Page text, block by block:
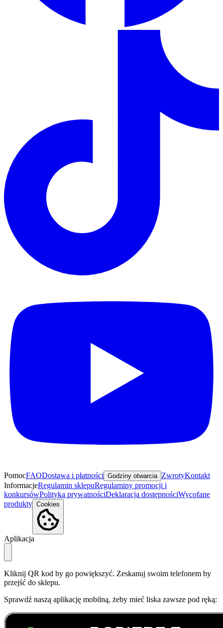
PomocFAQDostawa i płatności Godziny otwarcia ZwrotyKontakt
InformacjeRegulamin sklepuRegulaminy promocji i
konkursówPolityka prywatnościDeklaracja dostępnościWycofane
produkty Cookies
Aplikacja
Kliknij QR kod by go powiększyć. Zeskanuj swoim telefonem by
przejść do sklepu.
Sprawdź naszą aplikację mobilną, żeby mieć liska zawsze pod ręką: